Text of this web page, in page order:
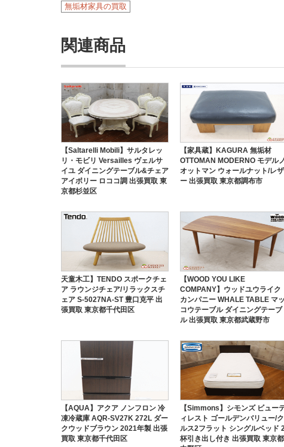
無垢材家具の買取
関連商品
【Saltarelli Mobili】サルタレッ
リ・モビリ Versailles ヴェルサ
イユ ダイニングテーブル&チェア
アイボリー ロココ調 出張買取 東
京都杉並区
【家具蔵】KAGURA 無垢材
OTTOMAN MODERNO モデルノ
オットマン ウォールナット/レザ
ー 出張買取 東京都調布市
天童木工】TENDO スポークチェ
ア ラウンジチェア/リラックスチ
ェア S-5027NA-ST 豊口克平 出
張買取 東京都千代田区
【WOOD YOU LIKE
COMPANY】ウッドユウライク
カンパニー WHALE TABLE マッ
コウテーブル ダイニングテーブ
ル 出張買取 東京都武蔵野市
【AQUA】アクア ノンフロン 冷
凍冷蔵庫 AQR-SV27K 272L ダー
クウッドブラウン 2021年製 出張
買取 東京都千代田区
【Simmons】シモンズ ビュー
ィレスト ゴールデンバリュー/ク
ルス2フラット シングルベッド 2
杯引き出し付き 出張買取 東京都